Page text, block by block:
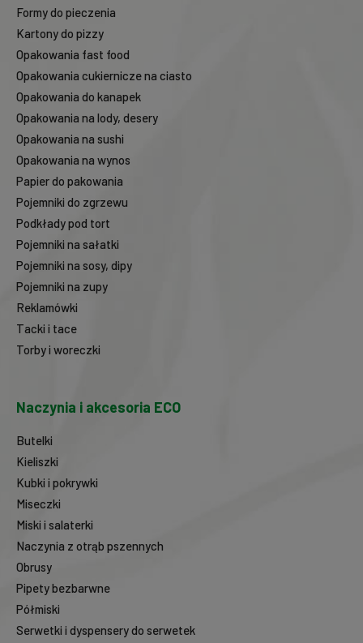
Formy do pieczenia
Kartony do pizzy
Opakowania fast food
Opakowania cukiernicze na ciasto
Opakowania do kanapek
Opakowania na lody, desery
Opakowania na sushi
Opakowania na wynos
Papier do pakowania
Pojemniki do zgrzewu
Podkłady pod tort
Pojemniki na sałatki
Pojemniki na sosy, dipy
Pojemniki na zupy
Reklamówki
Tacki i tace
Torby i woreczki
Naczynia i akcesoria ECO
Butelki
Kieliszki
Kubki i pokrywki
Miseczki
Miski i salaterki
Naczynia z otrąb pszennych
Obrusy
Pipety bezbarwne
Półmiski
Serwetki i dyspensery do serwetek